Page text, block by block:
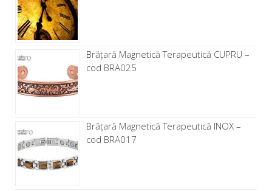
Brăţară Magnetică Terapeutică CUPRU –
cod BRA025
Brăţară Magnetică Terapeutică INOX –
cod BRA017